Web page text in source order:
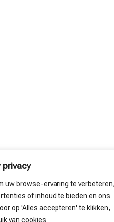
privacy
uw browse-ervaring te verbeteren,
of inhoud te bieden en ons
op 'Alles accepteren' te klikken,
van cookies